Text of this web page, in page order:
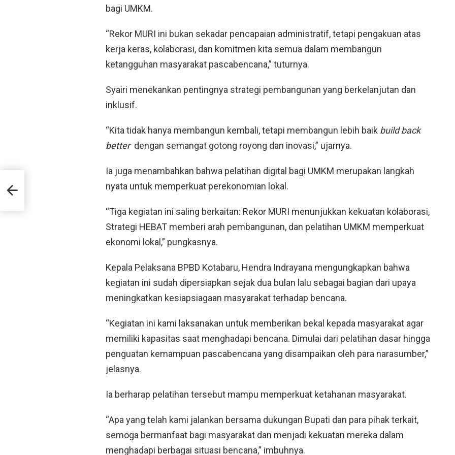
bagi UMKM.
“Rekor MURI ini bukan sekadar pencapaian administratif, tetapi pengakuan atas
kerja keras, kolaborasi, dan komitmen kita semua dalam membangun
ketangguhan masyarakat pascabencana,” tuturnya.
Syairi menekankan pentingnya strategi pembangunan yang berkelanjutan dan
inklusif.
“Kita tidak hanya membangun kembali, tetapi membangun lebih baik build back
better dengan semangat gotong royong dan inovasi,” ujarnya.
Ia juga menambahkan bahwa pelatihan digital bagi UMKM merupakan langkah
nyata untuk memperkuat perekonomian lokal.
“Tiga kegiatan ini saling berkaitan: Rekor MURI menunjukkan kekuatan kolaborasi,
Strategi HEBAT memberi arah pembangunan, dan pelatihan UMKM memperkuat
ekonomi lokal,” pungkasnya.
Kepala Pelaksana BPBD Kotabaru, Hendra Indrayana mengungkapkan bahwa
kegiatan ini sudah dipersiapkan sejak dua bulan lalu sebagai bagian dari upaya
meningkatkan kesiapsiagaan masyarakat terhadap bencana.
“Kegiatan ini kami laksanakan untuk memberikan bekal kepada masyarakat agar
memiliki kapasitas saat menghadapi bencana. Dimulai dari pelatihan dasar hingga
penguatan kemampuan pascabencana yang disampaikan oleh para narasumber,”
jelasnya.
Ia berharap pelatihan tersebut mampu memperkuat ketahanan masyarakat.
“Apa yang telah kami jalankan bersama dukungan Bupati dan para pihak terkait,
semoga bermanfaat bagi masyarakat dan menjadi kekuatan mereka dalam
menghadapi berbagai situasi bencana,” imbuhnya.